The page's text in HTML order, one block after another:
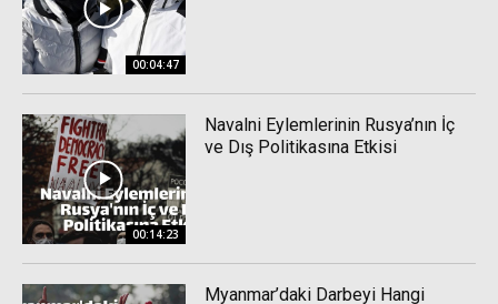
00:04:47
00:14:23
Navalni Eylemlerinin Rusya’nın İç
ve Dış Politikasına Etkisi
Myanmar’daki Darbeyi Hangi